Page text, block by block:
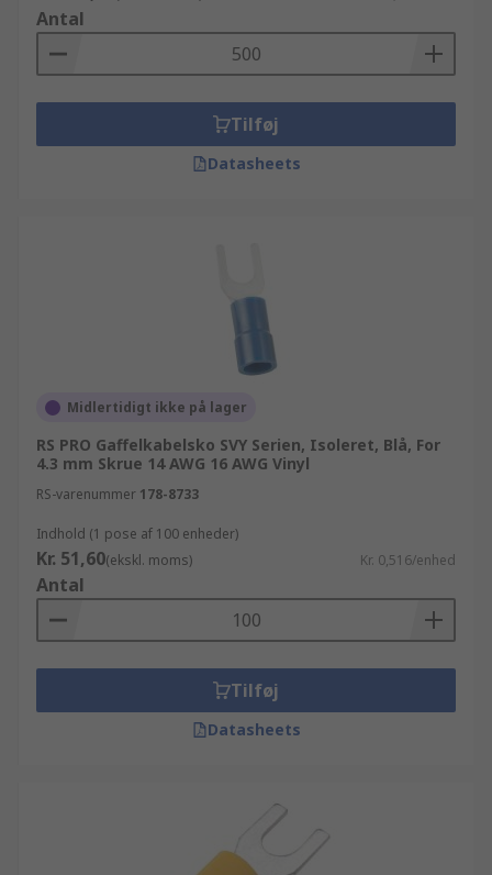
Antal
Tilføj
Datasheets
Midlertidigt ikke på lager
RS PRO Gaffelkabelsko SVY Serien, Isoleret, Blå, For
4.3 mm Skrue 14 AWG 16 AWG Vinyl
RS-varenummer 178-8733
Indhold (1 pose af 100 enheder)
Kr. 51,60(ekskl. moms) Kr. 0,516/enhed
Antal
Tilføj
Datasheets